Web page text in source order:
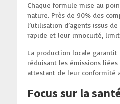
Chaque formule mise au
nature. Près de 90% des
l’utilisation d’agents issus
rapide et leur innocuité,
La production locale
réduisant les émissions
attestant de leur conformité
Focus sur la